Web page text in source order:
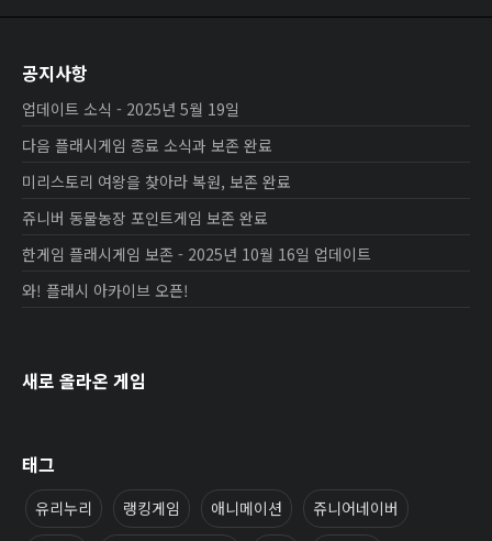
공지사항
업데이트 소식 - 2025년 5월 19일
다음 플래시게임 종료 소식과 보존 완료
미리스토리 여왕을 찾아라 복원, 보존 완료
쥬니버 동물농장 포인트게임 보존 완료
한게임 플래시게임 보존 - 2025년 10월 16일 업데이트
와! 플래시 아카이브 오픈!
새로 올라온 게임
태그
유리누리 랭킹게임 애니메이션 쥬니어네이버